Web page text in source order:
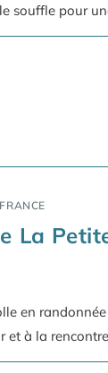
souffle pour
La
en
et à la